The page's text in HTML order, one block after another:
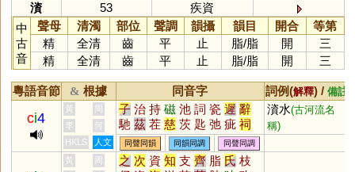
澬
53
疾資
中
古
音
聲母 清濁 部位 聲調 韻攝 韻目 開合
等第
精
全清 齒 平 止 脂/脂 開
三
精
全清 齒 平 止 脂/脂 開 三
粵語音節 & 根據 同音字 詞例(解釋) / 備註
ci4
黃 周 子 治 持 磁 池 詞 瓷 遲 辭
馳 茲 茬 慈 茨 匙 弛 疵 祠
踶 訾 臍 薺 泜 踟 餈 茈 鶿
墀 茌 沶 坻 荎 蚳 箈 箎 篪
澬水(古河流名
稱)
李
何
HKLS
人文 同聲同韻 同韻同調 同聲同調
黃 周 之 次 資 知 支 齊 脂 氏 枝